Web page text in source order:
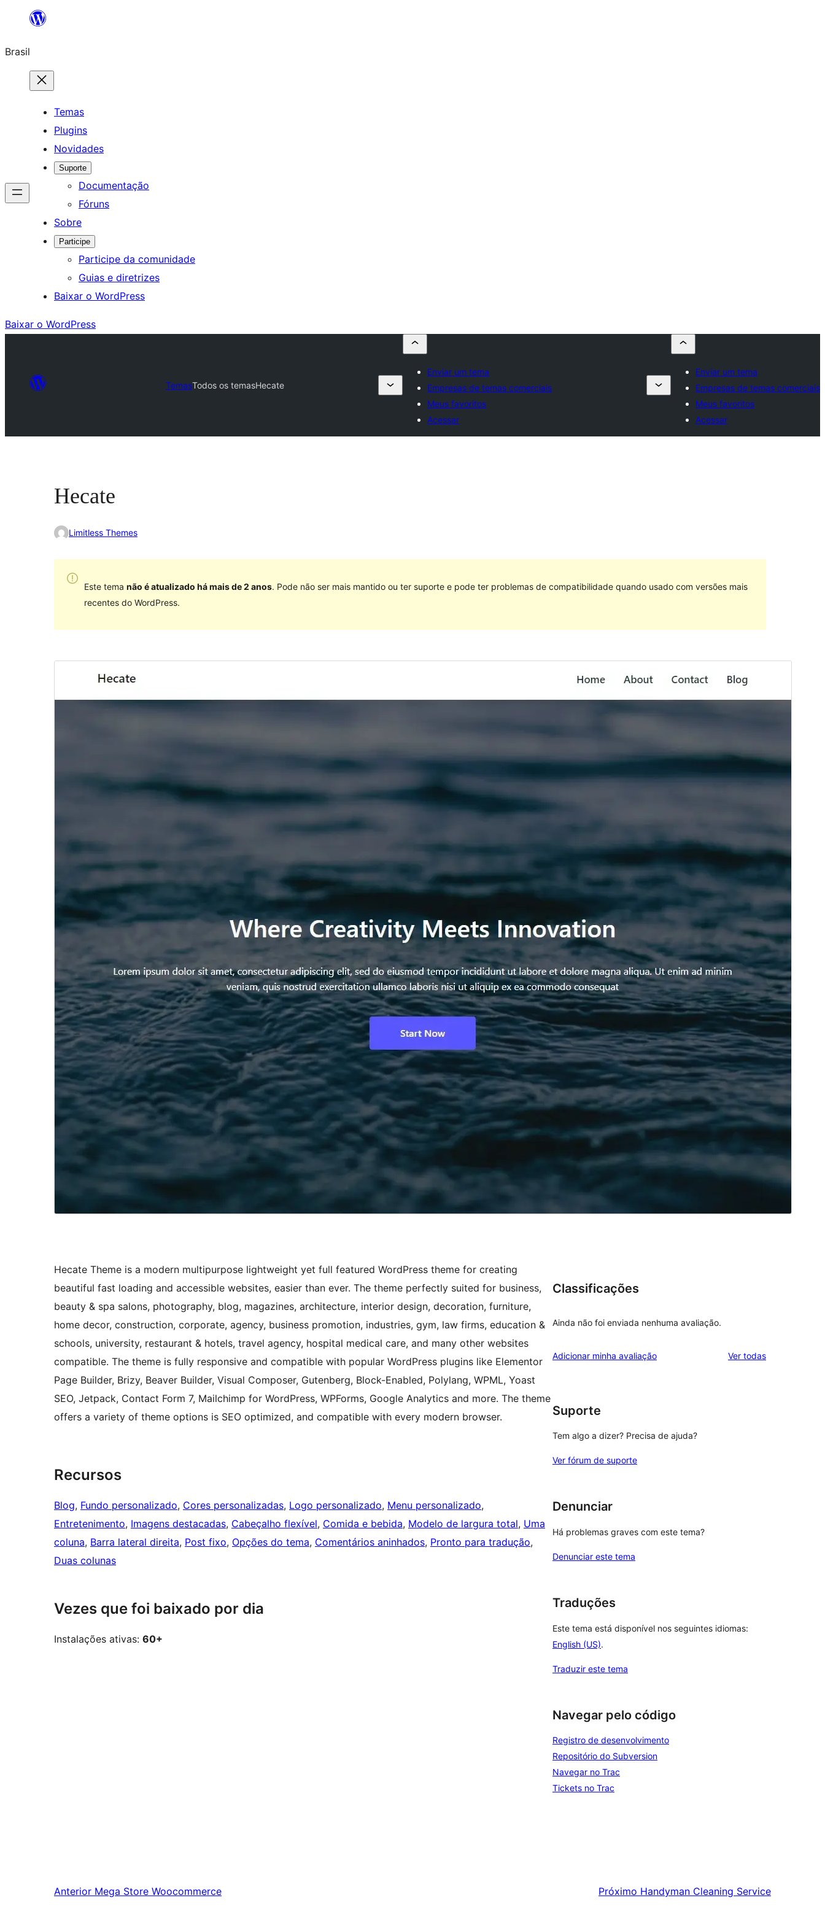
o
conteúdo
Brasil
Temas
Plugins
Novidades
Suporte
Documentação
Fóruns
Sobre
Participe
Participe da comunidade
Guias e diretrizes
Baixar o WordPress
Baixar o WordPress
TemasTodos os temasHecate
Enviar um tema
Empresas de temas comerciais
Meus favoritos
Acessar
Enviar um tema
Empresas de temas comerciais
Meus favoritos
Acessar
Hecate
Limitless Themes
Este tema não é atualizado há mais de 2 anos. Pode não ser mais mantido ou ter suporte e pode ter problemas de compatibilidade quando usado com versões mais
recentes do WordPress.
Versão do WordPress
5.6
Hecate Theme is a modern multipurpose lightweight yet full featured WordPress theme for creating
beautiful fast loading and accessible websites, easier than ever. The theme perfectly suited for business,
beauty & spa salons, photography, blog, magazines, architecture, interior design, decoration, furniture,
home decor, construction, corporate, agency, business promotion, industries, gym, law firms, education &
schools, university, restaurant & hotels, travel agency, hospital medical care, and many other websites
compatible. The theme is fully responsive and compatible with popular WordPress plugins like Elementor
Page Builder, Brizy, Beaver Builder, Visual Composer, Gutenberg, Block-Enabled, Polylang, WPML, Yoast
SEO, Jetpack, Contact Form 7, Mailchimp for WordPress, WPForms, Google Analytics and more. The theme
offers a variety of theme options is SEO optimized, and compatible with every modern browser.
Recursos
Blog, Fundo personalizado, Cores personalizadas, Logo personalizado, Menu personalizado
Entretenimento, Imagens destacadas, Cabeçalho flexível, Comida e bebida, Modelo de largura total, Uma
coluna, Barra lateral direita, Post fixo, Opções do tema, Comentários aninhados, Pronto para tradução
Duas colunas
Vezes que foi baixado por dia
Instalações ativas: 60+
Classificações
Ainda não foi enviada nenhuma avaliação.
Adicionar minha avaliação Ver todasavaliações
Suporte
Tem algo a dizer? Precisa de ajuda?
Ver fórum de suporte
Denunciar
Há problemas graves com este tema?
Denunciar este tema
Traduções
Este tema está disponível nos seguintes idiomas:
English (US).
Traduzir este tema
Navegar pelo código
Registro de desenvolvimento
Repositório do Subversion
Navegar no Trac
Tickets no Trac
Anterior Mega Store Woocommerce Próximo Handyman Cleaning Service